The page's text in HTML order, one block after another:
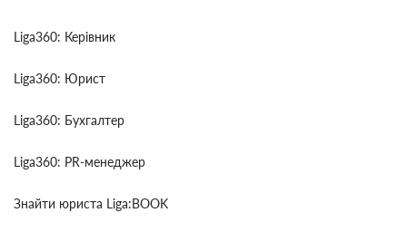
Liga360: Керівник
Liga360: Юрист
Liga360: Бухгалтер
Liga360: PR-менеджер
Знайти юриста Liga:BOOK